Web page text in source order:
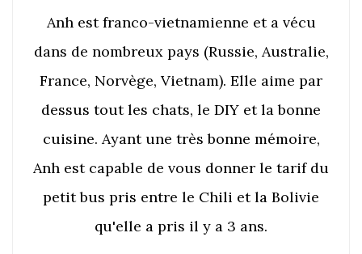
Anh est franco-vietnamienne et a vécu
dans de nombreux pays (Russie, Australie,
France, Norvège, Vietnam). Elle aime par
dessus tout les chats, le DIY et la bonne
cuisine. Ayant une très bonne mémoire,
Anh est capable de vous donner le tarif du
petit bus pris entre le Chili et la Bolivie
qu'elle a pris il y a 3 ans.